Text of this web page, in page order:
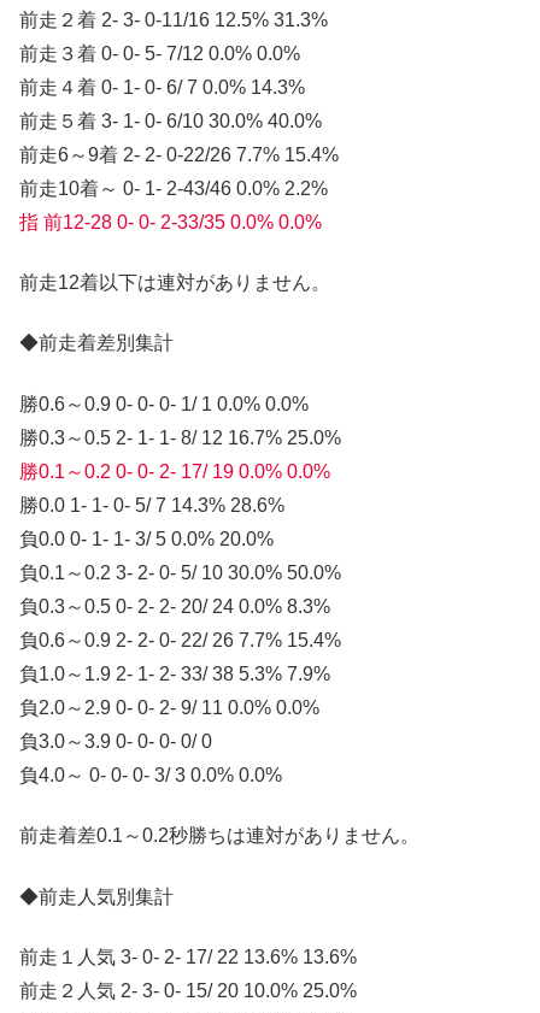
前走２着 2- 3- 0-11/16 12.5% 31.3%
前走３着 0- 0- 5- 7/12 0.0% 0.0%
前走４着 0- 1- 0- 6/ 7 0.0% 14.3%
前走５着 3- 1- 0- 6/10 30.0% 40.0%
前走6～9着 2- 2- 0-22/26 7.7% 15.4%
前走10着～ 0- 1- 2-43/46 0.0% 2.2%
指 前12-28 0- 0- 2-33/35 0.0% 0.0%
前走12着以下は連対がありません。
◆前走着差別集計
勝0.6～0.9 0- 0- 0- 1/ 1 0.0% 0.0%
勝0.3～0.5 2- 1- 1- 8/ 12 16.7% 25.0%
勝0.1～0.2 0- 0- 2- 17/ 19 0.0% 0.0%
勝0.0 1- 1- 0- 5/ 7 14.3% 28.6%
負0.0 0- 1- 1- 3/ 5 0.0% 20.0%
負0.1～0.2 3- 2- 0- 5/ 10 30.0% 50.0%
負0.3～0.5 0- 2- 2- 20/ 24 0.0% 8.3%
負0.6～0.9 2- 2- 0- 22/ 26 7.7% 15.4%
負1.0～1.9 2- 1- 2- 33/ 38 5.3% 7.9%
負2.0～2.9 0- 0- 2- 9/ 11 0.0% 0.0%
負3.0～3.9 0- 0- 0- 0/ 0
負4.0～ 0- 0- 0- 3/ 3 0.0% 0.0%
前走着差0.1～0.2秒勝ちは連対がありません。
◆前走人気別集計
前走１人気 3- 0- 2- 17/ 22 13.6% 13.6%
前走２人気 2- 3- 0- 15/ 20 10.0% 25.0%